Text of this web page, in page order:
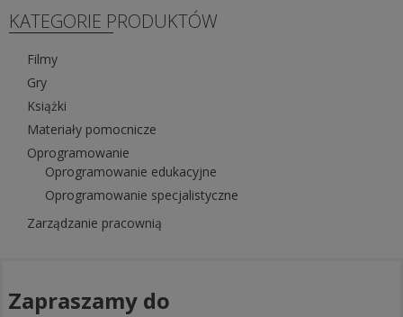
KATEGORIE PRODUKTÓW
Filmy
Gry
Książki
Materiały pomocnicze
Oprogramowanie
Oprogramowanie edukacyjne
Oprogramowanie specjalistyczne
Zarządzanie pracownią
Zapraszamy do